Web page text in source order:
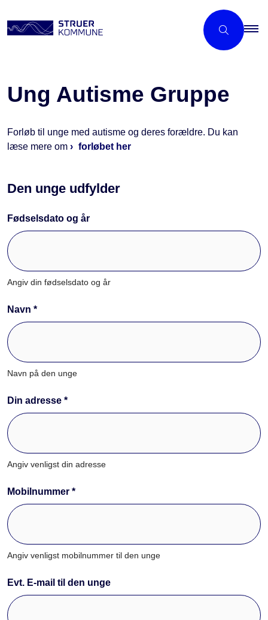
Ung Autisme Gruppe
Forløb til unge med autisme og deres forældre. Du kan
læse mere om
forløbet her
Den unge udfylder
Fødselsdato og år
Angiv din fødselsdato og år
Navn *
Navn på den unge
Din adresse *
Angiv venligst din adresse
Mobilnummer *
Angiv venligst mobilnummer til den unge
Evt. E-mail til den unge